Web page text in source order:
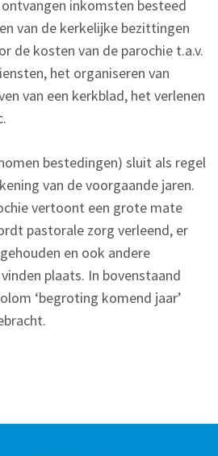
inkomsten besteed
van de kerkelijke bezittingen
de kosten van de parochie t.a.v.
het organiseren van
van een kerkblad, het verlenen
bestedingen) sluit als regel
van de voorgaande jaren.
vertoont een grote mate
pastorale zorg verleend, er
en ook andere
plaats. In bovenstaand
‘begroting komend jaar’